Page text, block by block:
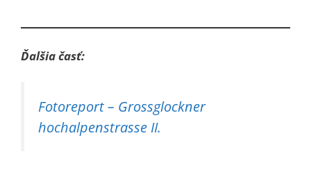
Ďalšia časť:
Fotoreport – Grossglockner
hochalpenstrasse II.